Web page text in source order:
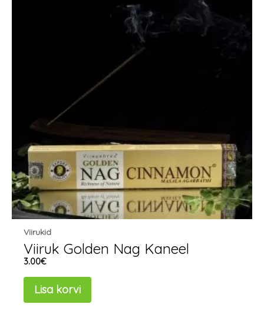
Viirukid
Viiruk Golden Nag Kaneel
3.00€
Lisa korvi